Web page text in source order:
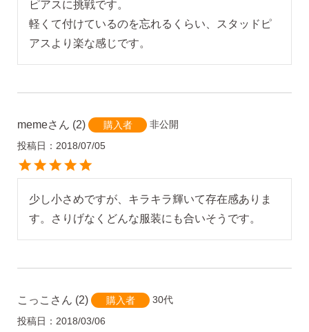
ピアスに挑戦です。
軽くて付けているのを忘れるくらい、スタッドピ
meme 2 購入者
非公開
投稿日
2018/07/05
少し小さめですが、キラキラ輝いて存在感ありま
す。さりげなくどんな服装にも合いそうです。
こっこ 2 購入者
30代
投稿日
2018/03/06